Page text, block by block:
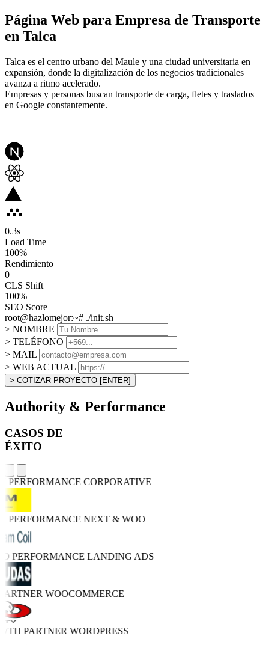
Página Web para Empresa de Transporte
en Talca
Talca es el centro urbano del Maule y una ciudad universitaria en
expansión, donde la digitalización de los negocios tradicionales
avanza a ritmo acelerado.
Empresas y personas buscan transporte de carga, fletes y traslados
en Google constantemente.
0.3s
Load Time
100%
Rendimiento
0
CLS Shift
100%
SEO Score
root@hazlomejor:~# ./init.sh
> NOMBRE
> TELÉFONO
> MAIL
> WEB ACTUAL
> COTIZAR PROYECTO [ENTER]
Authority & Performance
CASOS DE
ÉXITO
PERFORMANCECORPORATIVE
PERFORMANCENEXT & WOO
PERFORMANCELANDING ADS
WOOCOMMERCE
PARTNERWORDPRESS